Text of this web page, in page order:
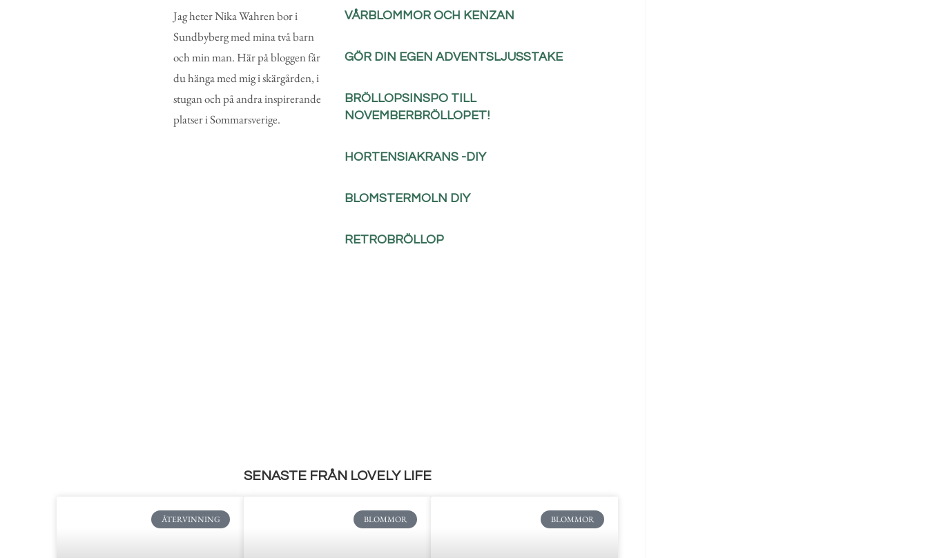
Jag heter Nika Wahren bor i
Sundbyberg med mina två barn
och min man. Här på bloggen får
du hänga med mig i skärgården, i
stugan och på andra inspirerande
platser i Sommarsverige.
VÅRBLOMMOR OCH KENZAN
GÖR DIN EGEN ADVENTSLJUSSTAKE
BRÖLLOPSINSPO TILL
NOVEMBERBRÖLLOPET!
HORTENSIAKRANS -DIY
BLOMSTERMOLN DIY
RETROBRÖLLOP
SENASTE FRÅN LOVELY LIFE
ÅTERVINNING BLOMMOR BLOMMOR